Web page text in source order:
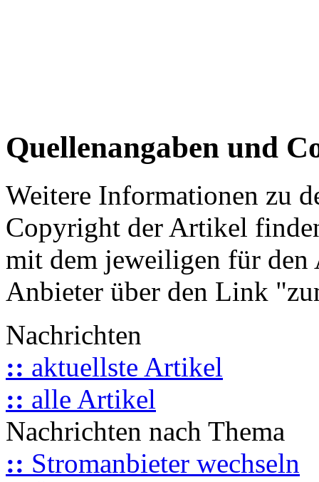
Quellenangaben und
Weitere Informationen zu
Copyright der Artikel
mit dem jeweiligen für
Anbieter über den Link
Nachrichten
:: aktuellste Artikel
:: alle Artikel
Nachrichten nach Thema
:: Stromanbieter wechseln